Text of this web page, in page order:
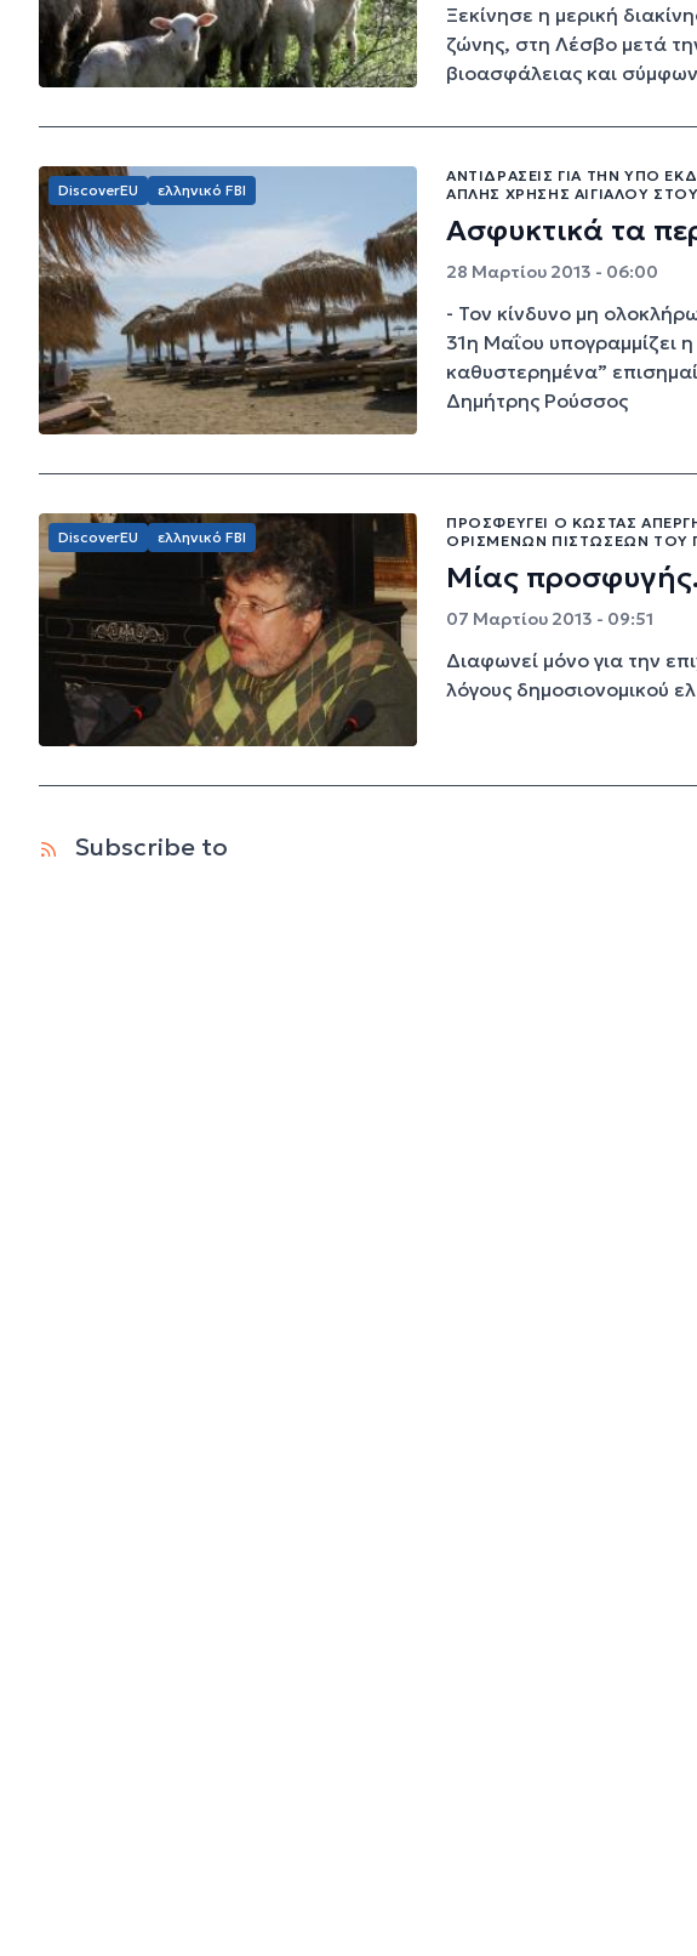
Ξεκίνησε η μερική
ζώνης, στη Λέσβο μετά
βιοασφάλειας και
DiscoverEU ελληνικό FBI
ΑΝΤΙΔΡΆΣΕΙΣ ΓΙΑ ΤΗΝ ΥΠΌ
ΑΠΛΉΣ ΧΡΉΣΗΣ ΑΙΓΙΑΛΟΎ
Ασφυκτικά τα
28 Μαρτίου 2013 - 06:00
- Τον κίνδυνο μη
31η Μαΐου υπογραμμίζει
καθυστερημένα”
Δημήτρης Ρούσσος
DiscoverEU ελληνικό FBI
ΠΡΟΣΦΕΎΓΕΙ Ο ΚΏΣΤΑΣ
ΟΡΙΣΜΈΝΩΝ ΠΙΣΤΏΣΕΩΝ ΤΟΥ
Μίας
07 Μαρτίου 2013 - 09:51
Διαφωνεί μόνο για την
λόγους δημοσιονομικού
Subscribe to